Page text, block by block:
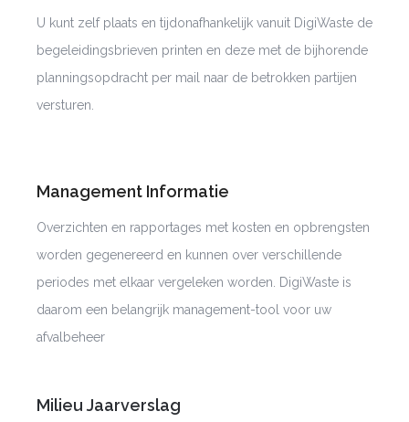
U kunt zelf plaats en tijdonafhankelijk vanuit DigiWaste de
begeleidingsbrieven printen en deze met de bijhorende
planningsopdracht per mail naar de betrokken partijen
versturen.
Management Informatie
Overzichten en rapportages met kosten en opbrengsten
worden gegenereerd en kunnen over verschillende
periodes met elkaar vergeleken worden. DigiWaste is
daarom een belangrijk management-tool voor uw
afvalbeheer
Milieu Jaarverslag